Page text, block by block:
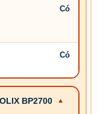
Có
Có
BP2700